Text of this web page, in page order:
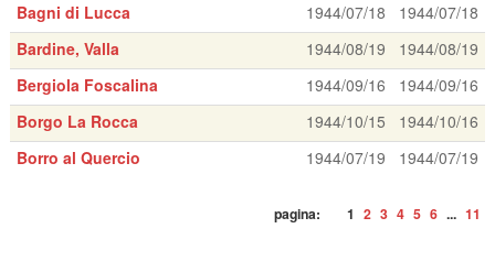
Bagni di Lucca
1944/07/18
1944/07/18
Bardine, Valla
1944/08/19
1944/08/19
Bergiola Foscalina
1944/09/16
1944/09/16
Borgo La Rocca
1944/10/15
1944/10/16
Borro al Quercio
1944/07/19 1944/07/19
pagina: 1 2 3 4 5 6 ... 11